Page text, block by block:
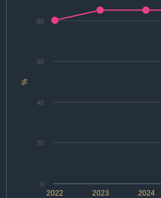
%
2022 2024
2023
0
20
40
60
80